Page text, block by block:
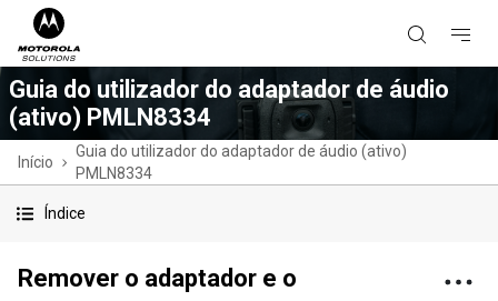
Guia do utilizador do adaptador de áudio
(ativo) PMLN8334
Início
Guia do utilizador do adaptador de áudio (ativo)
PMLN8334
Índice
Remover o adaptador e o